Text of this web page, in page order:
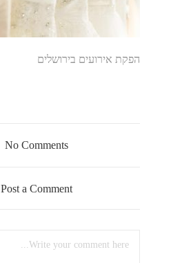
הפקת אירועים בירושלים
No Comments
Post a Comment